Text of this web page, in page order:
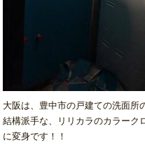
大阪は、豊中市の戸建ての洗面所
結構派手な、リリカラのカラーク
に変身です！！